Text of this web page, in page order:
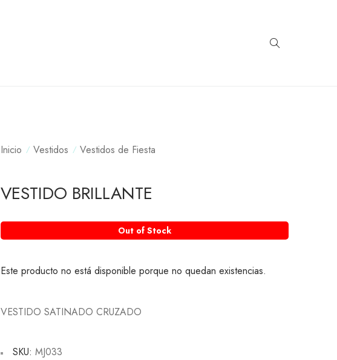
Inicio Vestidos Vestidos de Fiesta
VESTIDO BRILLANTE
Out of Stock
Este producto no está disponible porque no quedan existencias.
VESTIDO SATINADO CRUZADO
SKU: MJ033